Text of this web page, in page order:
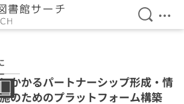
検索を
メ
かかるパートナーシップ形成・情
のためのプラットフォーム構築